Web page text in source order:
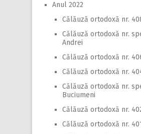
Anul 2022
Călăuză ortodoxă nr.
Călăuză ortodoxă nr.
Andrei
Călăuză ortodoxă nr.
Călăuză ortodoxă nr.
Călăuză ortodoxă nr.
Buciumeni
Călăuză ortodoxă nr.
Călăuză ortodoxă nr.